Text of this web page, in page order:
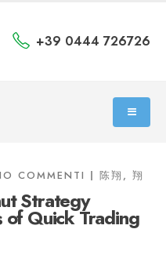
+39 0444 726726
COMMENTI 陈翔, 翔
Strategy
of Quick Trading